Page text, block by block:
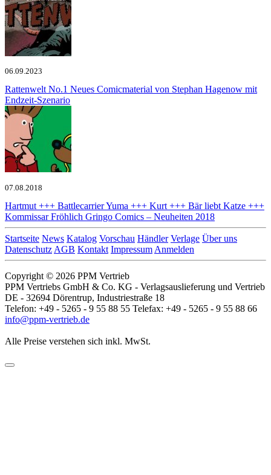
06.09.2023
Rattenwelt No.1 Neues Comicmaterial von Stephan Hagenow mit
Endzeit-Szenario
07.08.2018
Hartmut +++ Battlecarrier Yuma +++ Kurt +++ Bär liebt Katze +++
Kommissar Fröhlich Gringo Comics – Neuheiten 2018
Startseite News Katalog Vorschau Händler Verlage Über uns
Datenschutz AGB Kontakt Impressum Anmelden
Copyright © 2026 PPM Vertrieb
PPM Vertriebs GmbH & Co. KG - Verlagsauslieferung und Vertrieb
DE - 32694 Dörentrup, Industriestraße 18
Telefon: +49 - 5265 - 9 55 88 55 Telefax: +49 - 5265 - 9 55 88 66
info@ppm-vertrieb.de
Alle Preise verstehen sich inkl. MwSt.